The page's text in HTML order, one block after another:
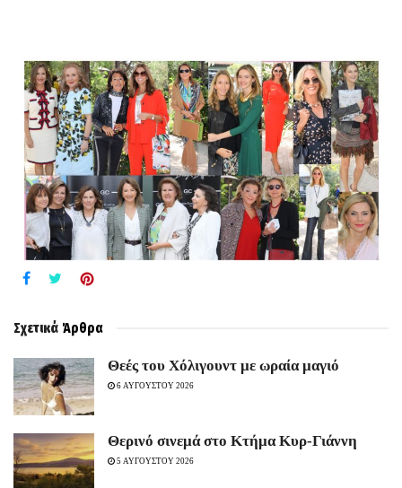
Σχετικά Άρθρα
Θεές του Χόλιγουντ με ωραία μαγιό
6 ΑΥΓΟΥΣΤΟΥ 2026
Θερινό σινεμά στο Κτήμα Κυρ-Γιάννη
5 ΑΥΓΟΥΣΤΟΥ 2026